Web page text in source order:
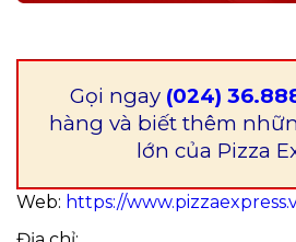
Gọi ngay (024)
hàng và biết thêm
lớn của Pizza
Web: https://